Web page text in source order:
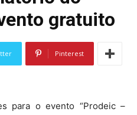
gratuito
Pinterest
para o evento “Prodeic –